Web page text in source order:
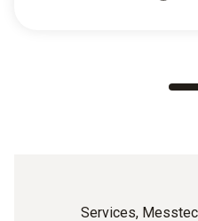
Services,